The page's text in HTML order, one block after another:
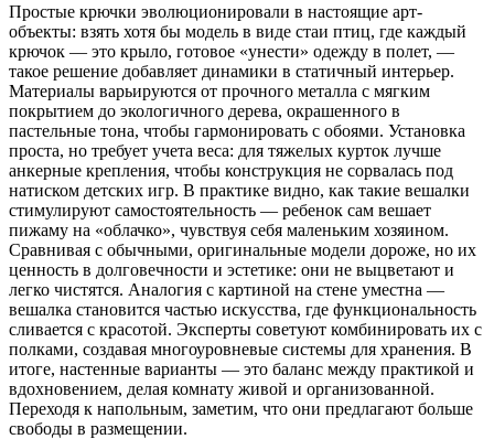
Простые крючки эволюционировали в настоящие арт-
объекты: взять хотя бы модель в виде стаи птиц, где каждый
крючок — это крыло, готовое «унести» одежду в полет, —
такое решение добавляет динамики в статичный интерьер.
Материалы варьируются от прочного металла с мягким
покрытием до экологичного дерева, окрашенного в
пастельные тона, чтобы гармонировать с обоями. Установка
проста, но требует учета веса: для тяжелых курток лучше
анкерные крепления, чтобы конструкция не сорвалась под
натиском детских игр. В практике видно, как такие вешалки
стимулируют самостоятельность — ребенок сам вешает
пижаму на «облачко», чувствуя себя маленьким хозяином.
Сравнивая с обычными, оригинальные модели дороже, но их
ценность в долговечности и эстетике: они не выцветают и
легко чистятся. Аналогия с картиной на стене уместна —
вешалка становится частью искусства, где функциональность
сливается с красотой. Эксперты советуют комбинировать их с
полками, создавая многоуровневые системы для хранения. В
итоге, настенные варианты — это баланс между практикой и
вдохновением, делая комнату живой и организованной.
Переходя к напольным, заметим, что они предлагают больше
свободы в размещении.